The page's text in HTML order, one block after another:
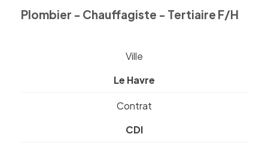
Plombier - Chauffagiste - Tertiaire F/H
Ville
Le Havre
Contrat
CDI